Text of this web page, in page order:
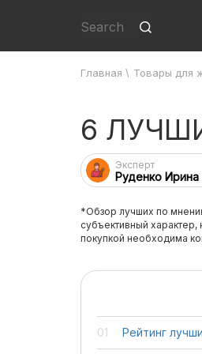
Главная \ Товары для
6
Эксперт
Руденко
*Обзор лучших по
субъективный
покупкой необходима
Рейтинг